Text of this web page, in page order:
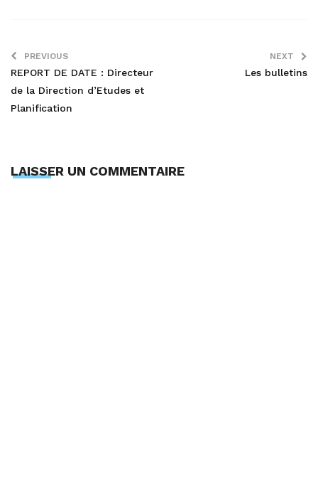
PREVIOUS
REPORT DE DATE : Directeur
de la Direction d’Etudes et
Planification
NEXT
Les bulletins
LAISSER UN COMMENTAIRE